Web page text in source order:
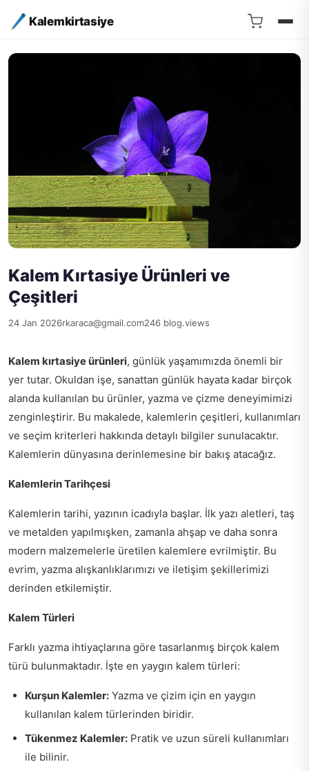
Kalemkirtasiye
Kalem Kırtasiye Ürünleri ve
Çeşitleri
24 Jan 2026rkaraca@gmail.com246 blog.views
Kalem kırtasiye ürünleri, günlük yaşamımızda önemli bir
yer tutar. Okuldan işe, sanattan günlük hayata kadar birçok
alanda kullanılan bu ürünler, yazma ve çizme deneyimimizi
zenginleştirir. Bu makalede, kalemlerin çeşitleri, kullanımları
ve seçim kriterleri hakkında detaylı bilgiler sunulacaktır.
Kalemlerin dünyasına derinlemesine bir bakış atacağız.
Kalemlerin Tarihçesi
Kalemlerin tarihi, yazının icadıyla başlar. İlk yazı aletleri, taş
ve metalden yapılmışken, zamanla ahşap ve daha sonra
modern malzemelerle üretilen kalemlere evrilmiştir. Bu
evrim, yazma alışkanlıklarımızı ve iletişim şekillerimizi
derinden etkilemiştir.
Kalem Türleri
Farklı yazma ihtiyaçlarına göre tasarlanmış birçok kalem
türü bulunmaktadır. İşte en yaygın kalem türleri:
Kurşun Kalemler: Yazma ve çizim için en yaygın
kullanılan kalem türlerinden biridir.
Tükenmez Kalemler: Pratik ve uzun süreli kullanımları
ile bilinir.